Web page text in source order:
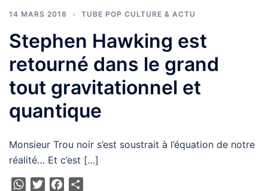
14 MARS 2018 TUBE POP CULTURE & ACTU
Stephen Hawking est
retourné dans le grand
tout gravitationnel et
quantique
Monsieur Trou noir s’est soustrait à l’équation de notre
réalité… Et c’est […]
WhatsApp
TwitterFacebook